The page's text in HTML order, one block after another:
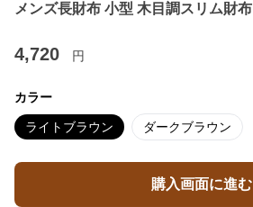
メンズ長財布 小型 木目調スリム財布
4,720 円
カラー
ライトブラウン ダークブラウン
購入画面に進む